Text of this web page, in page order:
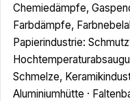
Chemiedämpfe,
Farbdämpfe,
Papierindustrie:
Schmelze,
Aluminiumhütte ·